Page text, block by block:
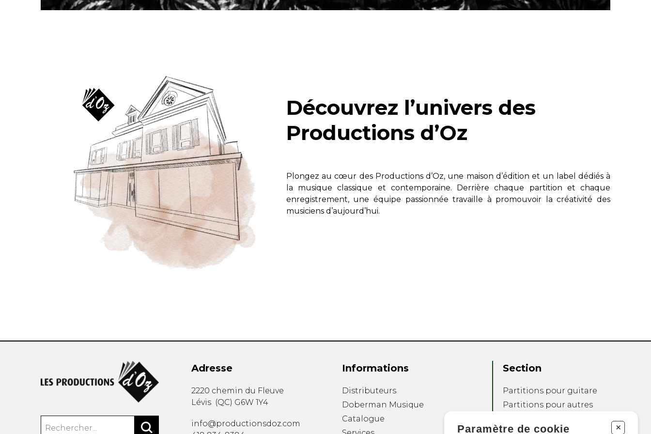
Hautbois
Tuba
Violon
Découvrez l’univers des
Productions d’Oz
Plongez au cœur des Productions d’Oz, une maison d’édition et un label dédiés à
la musique classique et contemporaine. Derrière chaque partition et chaque
enregistrement, une équipe passionnée travaille à promouvoir la créativité des
musiciens d’aujourd’hui.
Adresse
2220 chemin du Fleuve
Lévis (QC) G6W 1Y4
info@productionsdoz.com
Informations
Distributeurs
Doberman Musique
Catalogue
Section
Partitions pour guitare
Partitions pour autres
Partitions pour
Paramètre de cookie +